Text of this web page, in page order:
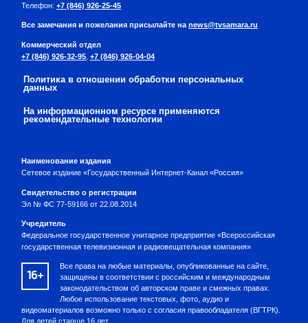
Телефон: +7 (846) 926-25-45
Все замечания и пожелания присылайте на news@tvsamara.ru
Коммерческий отдел
+7 (846) 926-32-95 +7 (846) 926-04-04
Политика в отношении обработки персональных
данных
На информационном ресурсе применяются
рекомендательные технологии
Наименование издания
Сетевое издание «Государственный Интернет-Канал «Россия»
Свидетельство о регистрации
Эл № ФС 77-59166 от 22.08.2014
Учредитель
Федеральное государственное унитарное предприятие «Всероссийская
государственная телевизионная и радиовещательная компания»
16+
Все права на любые материалы, опубликованные на сайте,
защищены в соответствии с российским и международным
законодательством об авторском праве и смежных правах.
Любое использование текстовых, фото, аудио и
видеоматериалов возможно только с согласия правообладателя (ВГТРК).
Для детей старше 16 лет.